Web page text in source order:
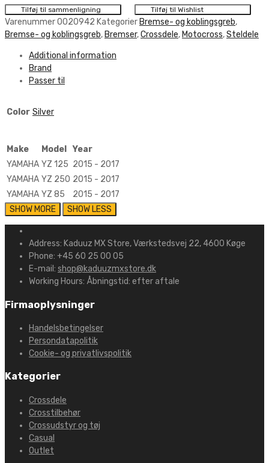
Bracket
Pro
quantity
Tilføj til sammenligning Tilføj til Wishlist
Varenummer0020942 Kategorier Bremse- og koblingsgreb,
Bremse- og koblingsgreb, Bremser,Crossdele, Motocross,Steldele
Additional information
Brand
Passer til
Color Silver
Make Model
Year
YAMAHA YZ 125 2015 - 2017
YAMAHA YZ 250 2015 - 2017
YAMAHA YZ 85 2015 - 2017
Address: Kaduuz MX Store, Værkstedsvej 22, 4600 Køge
Phone: +45 60 25 00 05
E-mail: shop@kaduuzmxstore.dk
Working Hours: Åbningstid: efter aftale
Firmaoplysninger
Handelsbetingelser
Persondatapolitik
Cookie- og privatlivspolitik
Kategorier
Crossdele
Crosstilbehør
Crossudstyr og tøj
Casual
Outlet